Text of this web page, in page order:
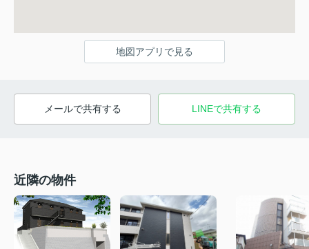
地図アプリで見る
メールで共有する LINEで共有する
近隣の物件